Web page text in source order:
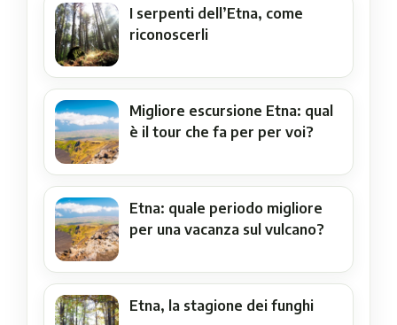
I serpenti dell’Etna, come
riconoscerli
Migliore escursione Etna: qual
è il tour che fa per per voi?
Etna: quale periodo migliore
per una vacanza sul vulcano?
Etna, la stagione dei funghi